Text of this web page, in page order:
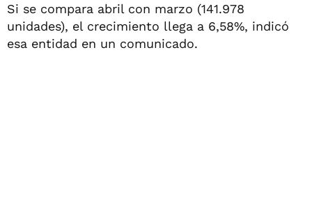
Si se compara abril con marzo (141.978
unidades), el crecimiento llega a 6,58%, indicó
esa entidad en un comunicado.